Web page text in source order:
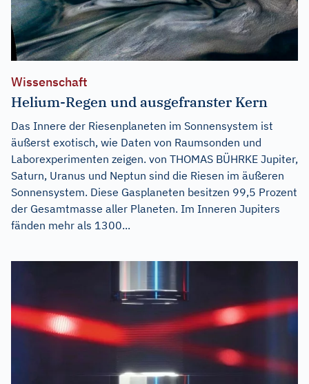
Wissenschaft
Helium-Regen und ausgefranster Kern
Das Innere der Riesenplaneten im Sonnensystem ist
äußerst exotisch, wie Daten von Raumsonden und
Laborexperimenten zeigen. von THOMAS BÜHRKE Jupiter,
Saturn, Uranus und Neptun sind die Riesen im äußeren
Sonnensystem. Diese Gasplaneten besitzen 99,5 Prozent
der Gesamtmasse aller Planeten. Im Inneren Jupiters
fänden mehr als 1300...